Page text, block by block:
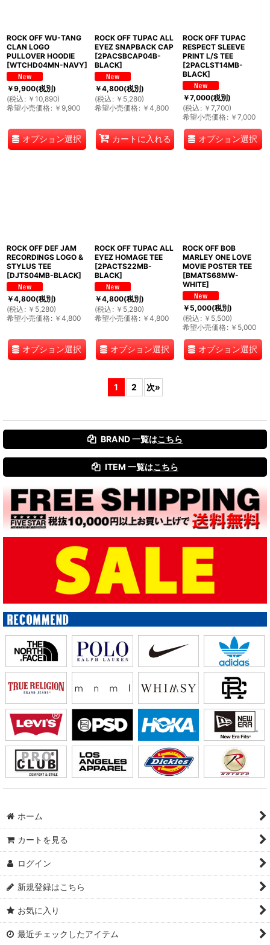
ROCK OFF WU-TANG
CLAN LOGO
PULLOVER HOODIE
[WTCHD04MN-NAVY]
￥9,900(税別)
(税込 : ￥ 10,890)
希望小売価格: ￥ 9,900
オプション選択
ROCK OFF TUPAC ALL
EYEZ SNAPBACK CAP
[2PACSBCAP04B-
BLACK]
￥4,800(税別)
(税込 : ￥ 5,280)
希望小売価格: ￥ 4,800
カートに入れる
ROCK OFF TUPAC
RESPECT SLEEVE
PRINT L/S TEE
[2PACLST14MB-
BLACK]
￥7,000(税別)
(税込 : ￥ 7,700)
希望小売価格: ￥ 7,000
オプション選択
ROCK OFF DEF JAM
RECORDINGS LOGO &
STYLUS TEE
[DJTS04MB-BLACK]
￥4,800(税別)
(税込 : ￥ 5,280)
希望小売価格: ￥ 4,800
オプション選択
ROCK OFF TUPAC ALL
EYEZ HOMAGE TEE
[2PACTS22MB-
BLACK]
￥4,800(税別)
(税込 : ￥ 5,280)
希望小売価格: ￥ 4,800
オプション選択
ROCK OFF BOB
MARLEY ONE LOVE
MOVIE POSTER TEE
[BMATS68MW-
WHITE]
￥5,000(税別)
(税込 : ￥ 5,500)
希望小売価格: ￥ 5,000
オプション選択
1 2 次»
BRAND 一覧はこちら
ITEM 一覧はこちら
ホーム
カートを見る
ログイン
新規登録はこちら
お気に入り
最近チェックしたアイテム